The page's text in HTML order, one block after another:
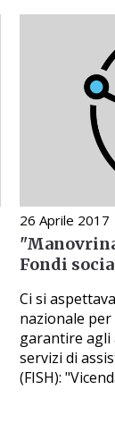
26 Aprile 2017
Fondi
Ci si
nazionale
garantire agli
servizi di
(FISH):